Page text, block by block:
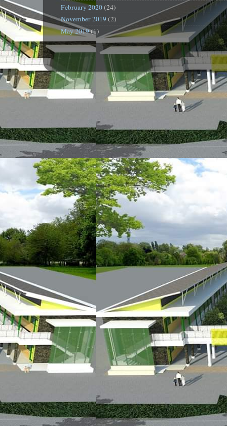
February 2020(24)
November 2019 (2)
May 2019(1)